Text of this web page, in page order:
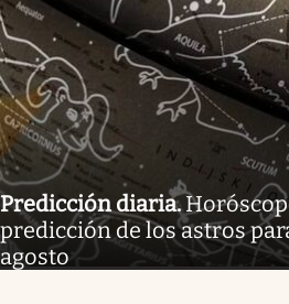
Predicción diaria.
predicción de los astros
agosto